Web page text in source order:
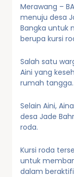
Merawang –
menuju desa
Bangka untuk
berupa kursi
Salah satu
Aini yang
rumah tangga.
Selain Aini,
desa Jade
roda.
Kursi roda
untuk
dalam